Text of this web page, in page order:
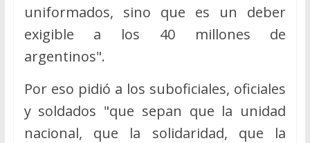
uniformados, sino que es un deber
exigible a los 40 millones de
argentinos".
Por eso pidió a los suboficiales, oficiales
y soldados "que sepan que la unidad
nacional, que la solidaridad, que la